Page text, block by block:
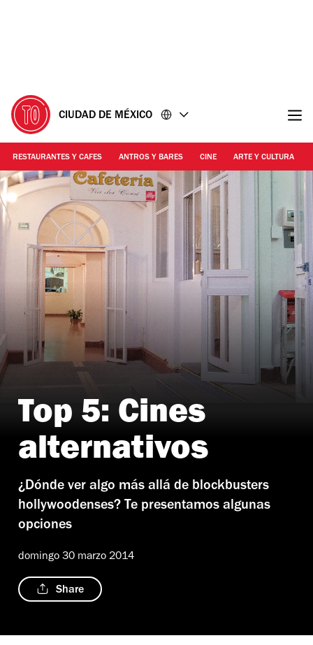
CIUDAD DE MÉXICO
RESTAURANTES Y CAFES ANTROS Y BARES CINE ARTE Y CULTURA
Foto: Marianela Trueba
Top 5: Cines
alternativos
¿Dónde ver algo más allá de blockbusters
hollywoodenses? Te presentamos algunas
opciones
domingo 30 marzo 2014
Share